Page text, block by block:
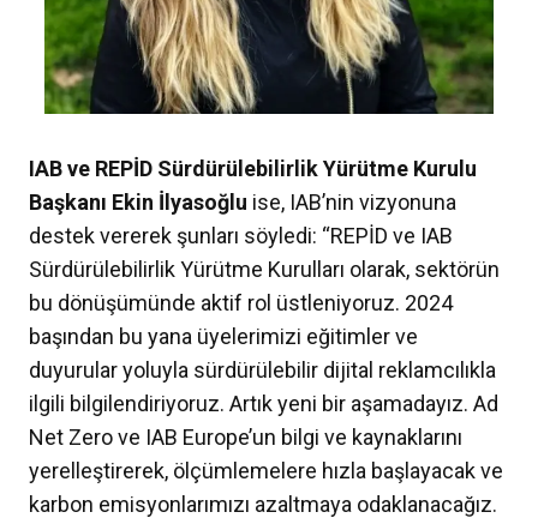
IAB ve REPİD Sürdürülebilirlik Yürütme Kurulu
Başkanı Ekin İlyasoğlu ise, IAB’nin vizyonuna
destek vererek şunları söyledi: “REPİD ve IAB
Sürdürülebilirlik Yürütme Kurulları olarak, sektörün
bu dönüşümünde aktif rol üstleniyoruz. 2024
başından bu yana üyelerimizi eğitimler ve
duyurular yoluyla sürdürülebilir dijital reklamcılıkla
ilgili bilgilendiriyoruz. Artık yeni bir aşamadayız. Ad
Net Zero ve IAB Europe’un bilgi ve kaynaklarını
yerelleştirerek, ölçümlemelere hızla başlayacak ve
karbon emisyonlarımızı azaltmaya odaklanacağız.